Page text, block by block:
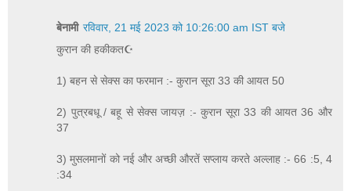
बेनामी रविवार, 21 मई 2023 को 10:26:00 am IST बजे
कुरान की हकीकत☪
1) बहन से सेक्स का फरमान :- कुरान सूरा 33 की आयत 50
2) पुत्रबधू / बहू से सेक्स जायज़ :- कुरान सूरा 33 की आयत 36 और
37
3) मुसलमानों को नई और अच्छी औरतें सप्लाय करते अल्लाह :- 66 :5, 4
:34